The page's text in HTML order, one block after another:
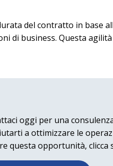
del contratto in base
di business. Questa
oggi per una
a ottimizzare le
questa opportunità, clicca